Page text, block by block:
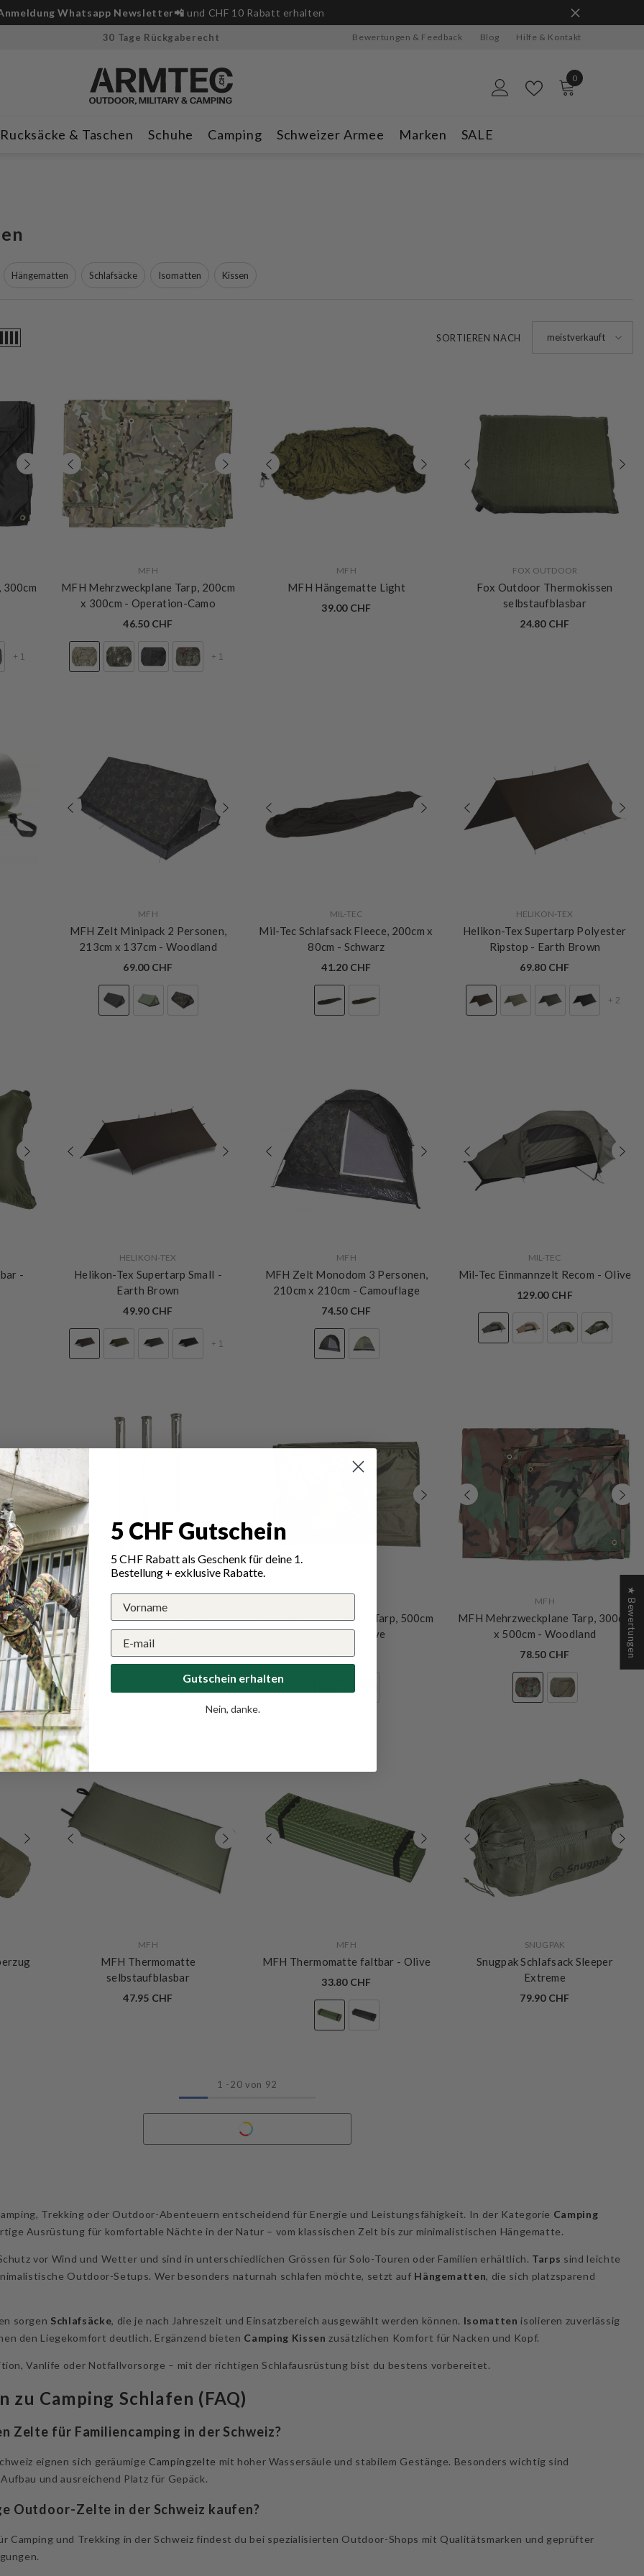
Whatsapp Newsletter📲 und CHF 10 Rabatt erhalten
30 Tage Rückgaberecht Bewertungen & Feedback Blog Hilfe & Kontakt
0
0
Rucksäcke & Taschen Schuhe Camping Schweizer Armee Marken SALE
VERKÄUFERIN:FOX OUTDOOR
Fox Outdoor Thermokissen
selbstaufblasbar
24.80 CHF
Hängematten Schlafsäcke Isomatten Kissen
SORTIEREN NACH meistverkauft
300cm
+ 1
MFH
MFH Mehrzweckplane Tarp, 200cm
x 300cm - Operation-Camo
46.50 CHF
+ 1
MFH
MFH Hängematte Light
39.00 CHF
VERKÄUFERIN:FOX OUTDOOR
Fox Outdoor Thermokissen
selbstaufblasbar
24.80 CHF
MFH
MFH Zelt Minipack 2 Personen,
213cm x 137cm - Woodland
69.00 CHF
MIL-TEC
Mil-Tec Schlafsack Fleece, 200cm x
80cm - Schwarz
41.20 CHF
VERKÄUFERIN:HELIKON-TEX
Helikon-Tex Supertarp Polyester
Ripstop - Earth Brown
69.80 CHF
+ 2
-
VERKÄUFERIN:HELIKON-TEX
Helikon-Tex Supertarp Small -
Earth Brown
49.90 CHF
+ 1
MFH
MFH Zelt Monodom 3 Personen,
210cm x 210cm - Camouflage
74.50 CHF
MIL-TEC
Mil-Tec Einmannzelt Recom - Olive
129.00 CHF
mit
VERKÄUFERIN:
Mil-Tec Zelthering Stahl
ab 1.90 CHF
MFH Mehrzweckplane Tarp, 500cm
x 600cm- Olive
124.00 CHF
MFH
MFH Mehrzweckplane Tarp, 300cm
x 500cm - Woodland
78.50 CHF
MFH
MFH Thermomatte
selbstaufblasbar
47.95 CHF
MFH
MFH Thermomatte faltbar - Olive
33.80 CHF
SNUGPAK
Snugpak Schlafsack Sleeper
Extreme
79.90 CHF
1 -20 von 92
Trekking oder Outdoor-Abenteuern entscheidend für Energie und Leistungsfähigkeit. In der Kategorie Camping
Ausrüstung für komfortable Nächte in der Natur – vom klassischen Zelt bis zur minimalistischen Hängematte.
vor Wind und Wetter und sind in unterschiedlichen Grössen für Solo-Touren oder Familien erhältlich. Tarps sind leichte
Outdoor-Setups. Wer besonders naturnah schlafen möchte, setzt auf Hängematten, die sich platzsparend
sorgen Schlafsäcke, die je nach Jahreszeit und Einsatzbereich ausgewählt werden können. Isomatten isolieren zuverlässig
den Liegekomfort deutlich. Ergänzend bieten Camping Kissen zusätzlichen Komfort für Nacken und Kopf.
Vanlife oder Notfallvorsorge – mit der richtigen Schlafausrüstung bist du bestens vorbereitet.
zu Camping Schlafen (FAQ)
Zelte für Familiencamping in der Schweiz?
eignen sich geräumige Campingzelte mit hoher Wassersäule und stabilem Gestänge. Besonders wichtig sind
und ausreichend Platz für Gepäck.
Outdoor-Zelte in der Schweiz kaufen?
Camping und Trekking in der Schweiz findest du bei spezialisierten Outdoor-Shops mit Qualitätsmarken und geprüfter
★ Bewertungen
5 CHF Gutschein
5 CHF Rabatt als Geschenk für deine 1.
Bestellung + exklusive Rabatte.
Gutschein erhalten
Nein, danke.